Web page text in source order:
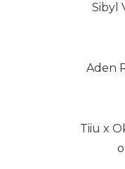
Sibyl
Aden
Tiiu x